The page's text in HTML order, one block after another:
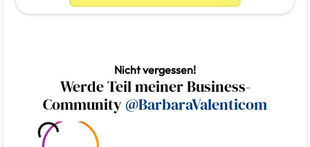
Nicht vergessen!
Werde Teil meiner Business-
Community @BarbaraValenticom